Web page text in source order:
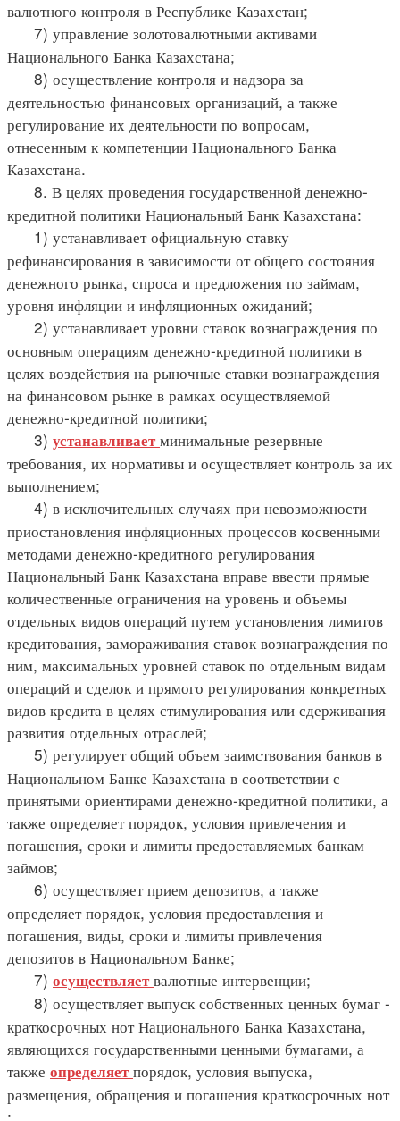
валютного контроля в Республике Казахстан;
7) управление золотовалютными активами
Национального Банка Казахстана;
8) осуществление контроля и надзора за
деятельностью финансовых организаций, а также
регулирование их деятельности по вопросам,
отнесенным к компетенции Национального Банка
Казахстана.
8. В целях проведения государственной денежно-
кредитной политики Национальный Банк Казахстана:
1) устанавливает официальную ставку
рефинансирования в зависимости от общего состояния
денежного рынка, спроса и предложения по займам,
уровня инфляции и инфляционных ожиданий;
2) устанавливает уровни ставок вознаграждения по
основным операциям денежно-кредитной политики в
целях воздействия на рыночные ставки вознаграждения
на финансовом рынке в рамках осуществляемой
денежно-кредитной политики;
3) устанавливаетминимальные резервные
требования, их нормативы и осуществляет контроль за их
выполнением;
4) в исключительных случаях при невозможности
приостановления инфляционных процессов косвенными
методами денежно-кредитного регулирования
Национальный Банк Казахстана вправе ввести прямые
количественные ограничения на уровень и объемы
отдельных видов операций путем установления лимитов
кредитования, замораживания ставок вознаграждения по
ним, максимальных уровней ставок по отдельным видам
операций и сделок и прямого регулирования конкретных
видов кредита в целях стимулирования или сдерживания
развития отдельных отраслей;
5) регулирует общий объем заимствования банков в
Национальном Банке Казахстана в соответствии с
принятыми ориентирами денежно-кредитной политики, а
также определяет порядок, условия привлечения и
погашения, сроки и лимиты предоставляемых банкам
займов;
6) осуществляет прием депозитов, а также
определяет порядок, условия предоставления и
погашения, виды, сроки и лимиты привлечения
депозитов в Национальном Банке;
7) осуществляетвалютные интервенции;
8) осуществляет выпуск собственных ценных бумаг -
краткосрочных нот Национального Банка Казахстана,
являющихся государственными ценными бумагами, а
также определяетпорядок, условия выпуска,
размещения, обращения и погашения краткосрочных нот
;